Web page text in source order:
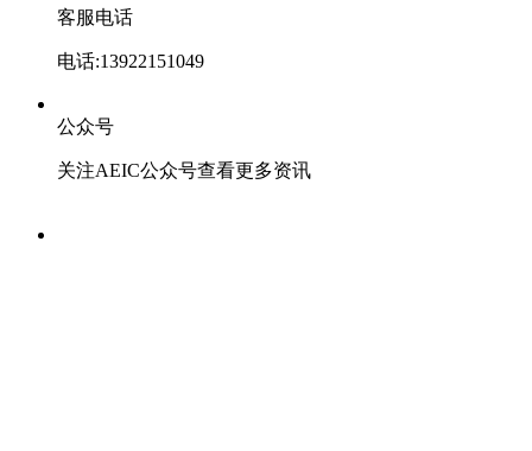
客服电话
电话:13922151049
公众号
关注AEIC公众号查看更多资讯